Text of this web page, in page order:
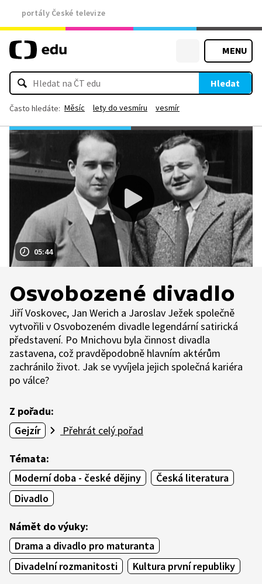
portály České televize
MENU
Hledat
Často hledáte: Měsíc lety do vesmíru vesmír
05:44
Osvobozené divadlo
Jiří Voskovec, Jan Werich a Jaroslav Ježek společně
vytvořili v Osvobozeném divadle legendární satirická
představení. Po Mnichovu byla činnost divadla
zastavena, což pravděpodobně hlavním aktérům
zachránilo život. Jak se vyvíjela jejich společná kariéra
po válce?
Z pořadu:
Gejzír
Přehrát celý pořad
Témata:
Moderní doba - české dějiny
Česká literatura
Divadlo
Námět do výuky:
Drama a divadlo pro maturanta
Divadelní rozmanitosti
Kultura první republiky